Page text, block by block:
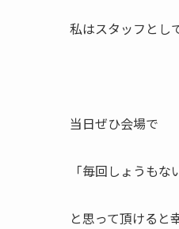
私はスタッフとし
当日ぜひ会場で
「毎回しょうもな
と思って頂けると